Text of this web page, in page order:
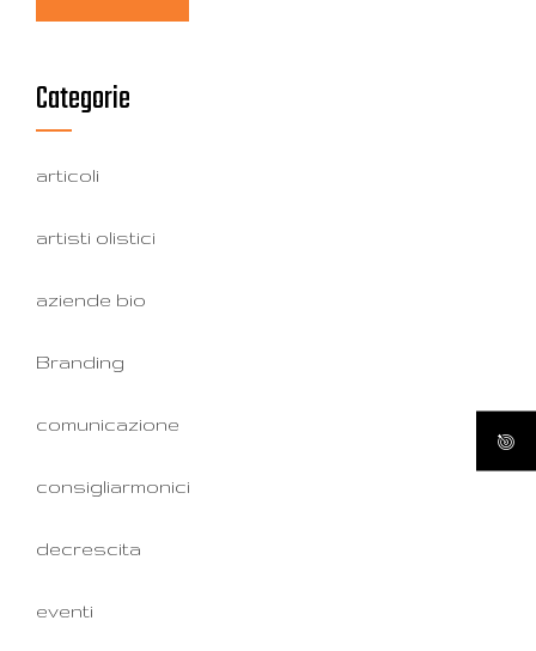
Categorie
articoli
artisti olistici
aziende bio
Branding
comunicazione
consigliarmonici
decrescita
eventi